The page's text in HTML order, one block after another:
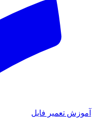
آموزش تعمیر فایل